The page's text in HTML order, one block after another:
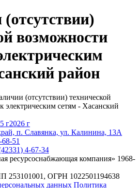
возможности
район
(отсутствии) технической
электрическим сетям - Хасанский
г2026 г
п. Славянка, ул. Калинина, 13А
51
4-67-34
ресурсоснабжающая компания» 1968-
253101001, ОГРН 1022501194638
данных Политика